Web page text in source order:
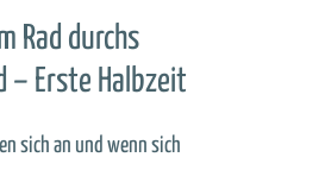
Rad durchs
– Erste Halbzeit
sich an und wenn sich